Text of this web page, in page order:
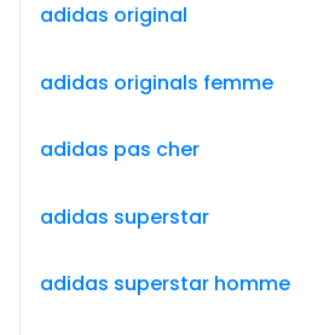
adidas original
adidas originals femme
adidas pas cher
adidas superstar
adidas superstar homme